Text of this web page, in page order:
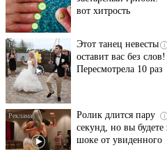
вот хитрость
i
Этот танец невесты
оставит вас без слов!
Пересмотрела 10 раз
i
Ролик длится пару
секунд, но вы будете в
шоке от увиденного